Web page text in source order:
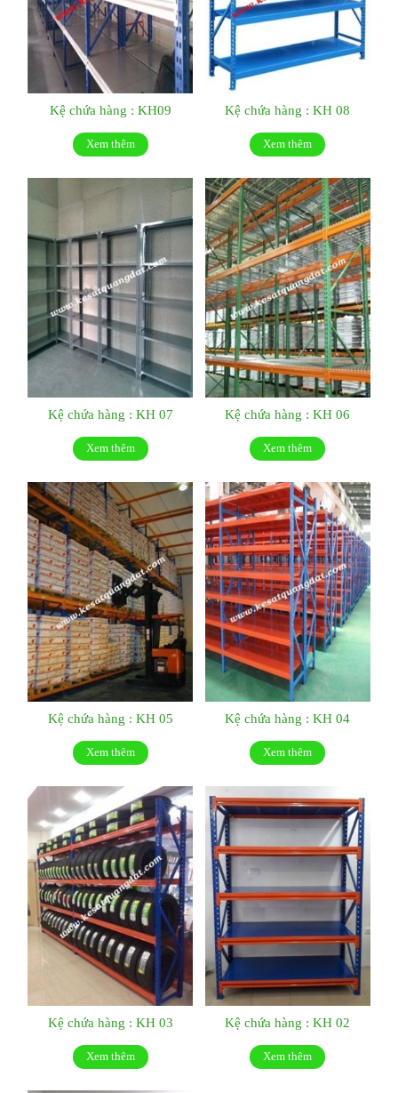
Kệ chứa hàng : KH09
Xem thêm
Kệ chứa hàng : KH 08
Xem thêm
Kệ chứa hàng : KH 07
Xem thêm
Kệ chứa hàng : KH 06
Xem thêm
Kệ chứa hàng : KH 05
Xem thêm
Kệ chứa hàng : KH 04
Xem thêm
Kệ chứa hàng : KH 03
Xem thêm
Kệ chứa hàng : KH 02
Xem thêm